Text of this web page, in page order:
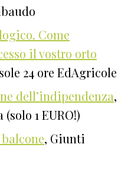
Come
il vostro orto
24 ore EdAgricole
dell’indipendenza,
1 EURO!)
, Giunti